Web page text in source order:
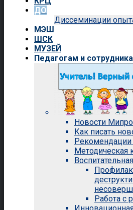
ДО
Диссеминации
МЭШ
ШСК
МУЗЕЙ
Педагогам и
Новости
Как писать
Рекомендации
Методическая
Работа с